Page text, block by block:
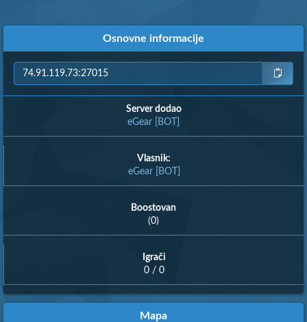
Osnovne informacije
Server dodao
eGear [BOT]
Vlasnik:
eGear [BOT]
Boostovan
(0)
Igrači
0 / 0
Mapa